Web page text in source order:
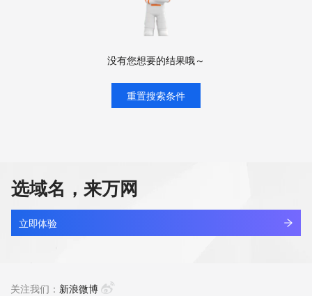
没有您想要的结果哦～
重置搜索条件
选域名，来万网
立即体验
关注我们： 新浪微博